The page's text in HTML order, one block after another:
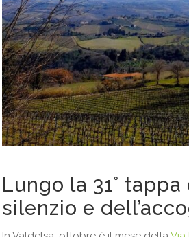
Lungo la 31°
silenzio e